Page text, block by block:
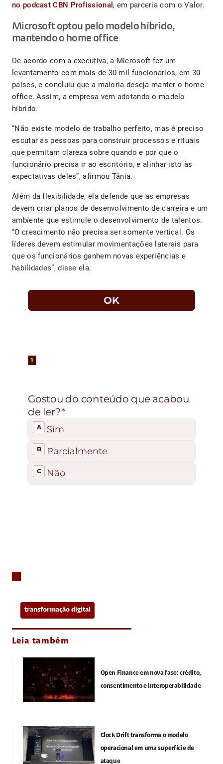
no podcast CBN Profissional , em parceria com o Valor.
Microsoft optou pelo modelo híbrido,
mantendo o home office
De acordo com a executiva, a Microsoft fez um
levantamento com mais de 30 mil funcionários, em 30
países, e concluiu que a maioria deseja manter o home
office. Assim, a empresa vem adotando o modelo
híbrido.
“Não existe modelo de trabalho perfeito, mas é preciso
escutar as pessoas para construir processos e rituais
que permitam clareza sobre quando e por que o
funcionário precisa ir ao escritório, e alinhar isto às
expectativas deles”, afirmou Tânia.
Além da flexibilidade, ela defende que as empresas
devem criar planos de desenvolvimento de carreira e um
ambiente que estimule o desenvolvimento de talentos.
“O crescimento não precisa ser somente vertical. Os
líderes devem estimular movimentações laterais para
que os funcionários ganhem novas experiências e
habilidades”, disse ela.
transformação digital
Leia também
Open Finance em nova fase: crédito,
consentimento e interoperabilidade
Clock Drift transforma o modelo
operacional em uma superfície de
ataque